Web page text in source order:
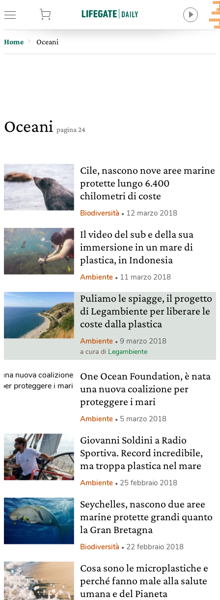
Home Oceani
Oceani pagina 24
Cile, nascono nove aree marine
protette lungo 6.400
chilometri di coste
Biodiversità 12 marzo 2018
Il video del sub e della sua
immersione in un mare di
plastica, in Indonesia
Ambiente 11 marzo 2018
Puliamo le spiagge, il progetto
di Legambiente per liberare le
coste dalla plastica
Ambiente 9 marzo 2018
a cura di Legambiente
One Ocean Foundation, è nata
una nuova coalizione per
proteggere i mari
Ambiente 5 marzo 2018
Giovanni Soldini a Radio
Sportiva. Record incredibile,
ma troppa plastica nel mare
Ambiente 25 febbraio 2018
Seychelles, nascono due aree
marine protette grandi quanto
la Gran Bretagna
Biodiversità 22 febbraio 2018
Cosa sono le microplastiche e
perché fanno male alla salute
umana e del Pianeta